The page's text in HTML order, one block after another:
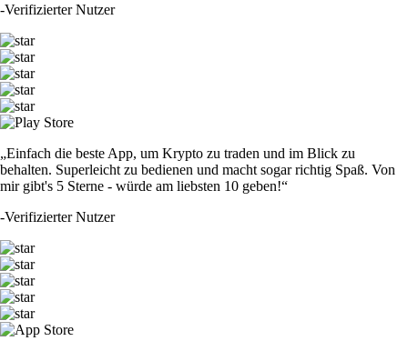
-Verifizierter Nutzer
„Einfach die beste App, um Krypto zu traden und im Blick zu
behalten. Superleicht zu bedienen und macht sogar richtig Spaß. Von
mir gibt's 5 Sterne - würde am liebsten 10 geben!“
-Verifizierter Nutzer